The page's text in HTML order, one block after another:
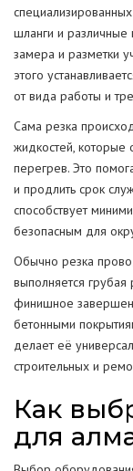
шланги и различные
замера и разметки
этого
от вида работы и
Сама резка
жидкостей, которые
перегрев. Это
и продлить срок
способствует
безопасным для
Обычно резка
выполняется грубая
финишное
бетонными
делает её
строительных и
Как
для